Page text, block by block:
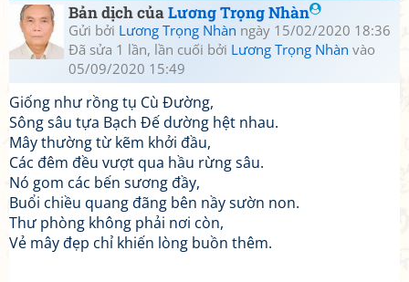
Bản dịch củaLương Trọng Nhàn
Gửi bởi Lương Trọng Nhàn ngày 15/02/2020 18:36
Đã sửa 1 lần, lần cuối bởi Lương Trọng Nhàn vào
05/09/2020 15:49
Giống như rồng tụ Cù Đường,
Sông sâu tựa Bạch Đế dường hệt nhau.
Mây thường từ kẽm khởi đầu,
Các đêm đều vượt qua hầu rừng sâu.
Nó gom các bến sương đầy,
Buổi chiều quang đãng bên nầy sườn non.
Thư phòng không phải nơi còn,
Vẻ mây đẹp chỉ khiến lòng buồn thêm.